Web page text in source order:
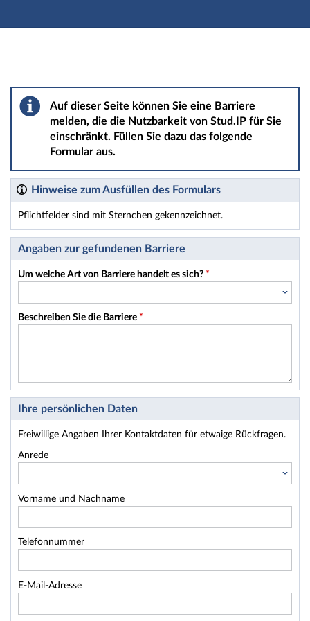
Hauptnavigation
Barriere melden
Auf dieser Seite können Sie eine Barriere
melden, die die Nutzbarkeit von Stud.IP für Sie
einschränkt. Füllen Sie dazu das folgende
Formular aus.
Hinweise zum Ausfüllen des Formulars
Pflichtfelder sind mit Sternchen gekennzeichnet.
Dieses Formular enthält Pflichtfelder.
Angaben zur gefundenen Barriere
Um welche Art von Barriere handelt es sich? *
Beschreiben Sie die Barriere *
Ihre persönlichen Daten
Freiwillige Angaben Ihrer Kontaktdaten für etwaige Rückfragen.
Anrede
Vorname und Nachname
Telefonnummer
E-Mail-Adresse